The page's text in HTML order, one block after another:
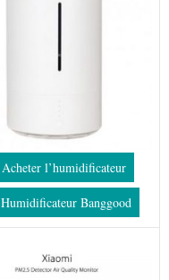
Acheter l’humidificateur
Humidificateur Banggood